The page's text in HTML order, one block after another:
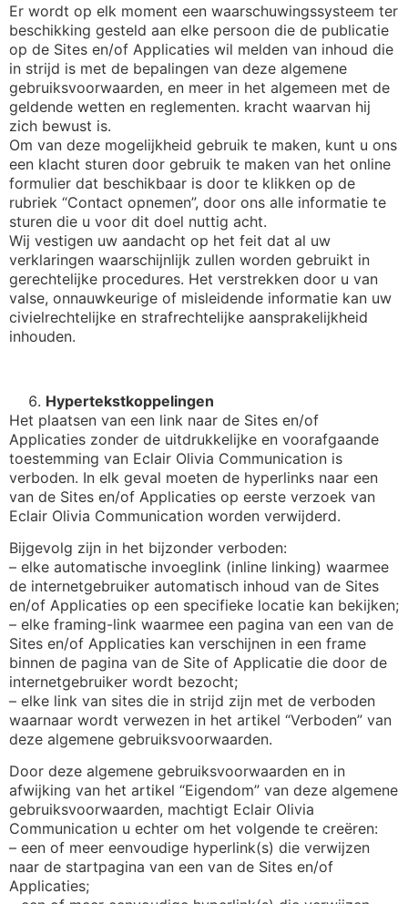
Er wordt op elk moment een waarschuwingssysteem ter
beschikking gesteld aan elke persoon die de publicatie
op de Sites en/of Applicaties wil melden van inhoud die
in strijd is met de bepalingen van deze algemene
gebruiksvoorwaarden, en meer in het algemeen met de
geldende wetten en reglementen. kracht waarvan hij
zich bewust is.
Om van deze mogelijkheid gebruik te maken, kunt u ons
een klacht sturen door gebruik te maken van het online
formulier dat beschikbaar is door te klikken op de
rubriek “Contact opnemen”, door ons alle informatie te
sturen die u voor dit doel nuttig acht.
Wij vestigen uw aandacht op het feit dat al uw
verklaringen waarschijnlijk zullen worden gebruikt in
gerechtelijke procedures. Het verstrekken door u van
valse, onnauwkeurige of misleidende informatie kan uw
civielrechtelijke en strafrechtelijke aansprakelijkheid
inhouden.
Hypertekstkoppelingen
Het plaatsen van een link naar de Sites en/of
Applicaties zonder de uitdrukkelijke en voorafgaande
toestemming van Eclair Olivia Communication is
verboden. In elk geval moeten de hyperlinks naar een
van de Sites en/of Applicaties op eerste verzoek van
Eclair Olivia Communication worden verwijderd.
Bijgevolg zijn in het bijzonder verboden:
– elke automatische invoeglink (inline linking) waarmee
de internetgebruiker automatisch inhoud van de Sites
en/of Applicaties op een specifieke locatie kan bekijken;
– elke framing-link waarmee een pagina van een van de
Sites en/of Applicaties kan verschijnen in een frame
binnen de pagina van de Site of Applicatie die door de
internetgebruiker wordt bezocht;
– elke link van sites die in strijd zijn met de verboden
waarnaar wordt verwezen in het artikel “Verboden” van
deze algemene gebruiksvoorwaarden.
Door deze algemene gebruiksvoorwaarden en in
afwijking van het artikel “Eigendom” van deze algemene
gebruiksvoorwaarden, machtigt Eclair Olivia
Communication u echter om het volgende te creëren:
– een of meer eenvoudige hyperlink(s) die verwijzen
naar de startpagina van een van de Sites en/of
Applicaties;